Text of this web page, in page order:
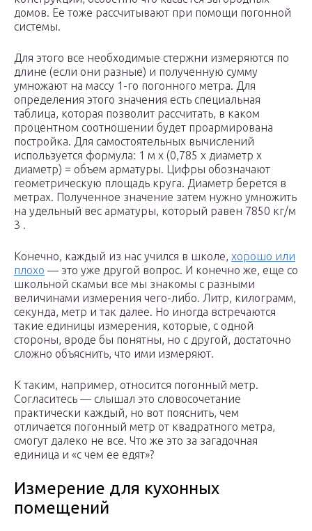
домов. Ее тоже рассчитывают при помощи погонной
системы.
Для этого все необходимые стержни измеряются по
длине (если они разные) и полученную сумму
умножают на массу 1-го погонного метра. Для
определения этого значения есть специальная
таблица, которая позволит рассчитать, в каком
процентном соотношении будет проармирована
постройка. Для самостоятельных вычислений
используется формула: 1 м х (0,785 х диаметр х
диаметр) = объем арматуры. Цифры обозначают
геометрическую площадь круга. Диаметр берется в
метрах. Полученное значение затем нужно умножить
на удельный вес арматуры, который равен 7850 кг/м
3 .
Конечно, каждый из нас учился в школе, хорошо или
плохо — это уже другой вопрос. И конечно же, еще со
школьной скамьи все мы знакомы с разными
величинами измерения чего-либо. Литр, килограмм,
секунда, метр и так далее. Но иногда встречаются
такие единицы измерения, которые, с одной
стороны, вроде бы понятны, но с другой, достаточно
сложно объяснить, что ими измеряют.
К таким, например, относится погонный метр.
Согласитесь — слышал это словосочетание
практически каждый, но вот пояснить, чем
отличается погонный метр от квадратного метра,
смогут далеко не все. Что же это за загадочная
единица и «с чем ее едят»?
Измерение для кухонных
помещений